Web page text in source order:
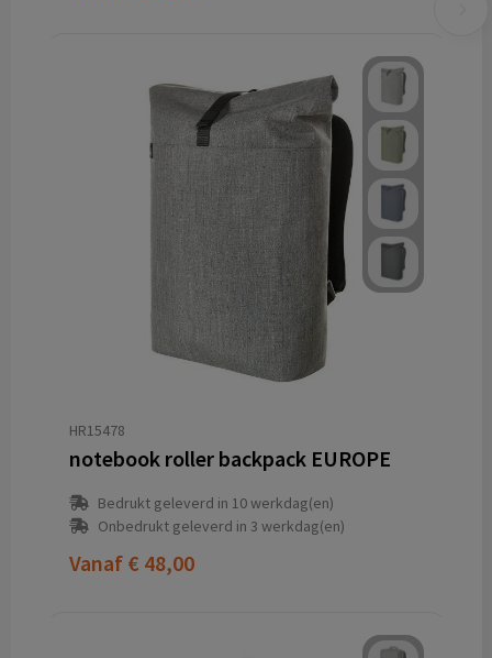
HR15478
notebook roller backpack EUROPE
Bedrukt geleverd in 10 werkdag(en)
Onbedrukt geleverd in 3 werkdag(en)
Vanaf € 48,00